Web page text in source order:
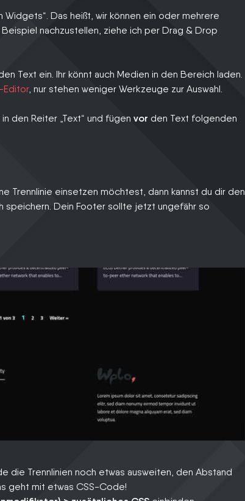
Das heißt, wir können ein oder mehrere
nachzustellen, ziehe ich per Drag & Drop
Text ein. Ihr könnt auch Medien in den Bereich laden.
Editor, nur stehen weniger Werkzeuge zur Auswahl.
den Reiter „Text“ und fügen vor den Text folgenden
Trennlinie einsetzen möchtest, dann kannst du dir den
speichern. Dein Footer sollte jetzt ungefähr so
die Trennlinien noch etwas ausweiten, den Abstand
geht mit etwas CSS-Code!